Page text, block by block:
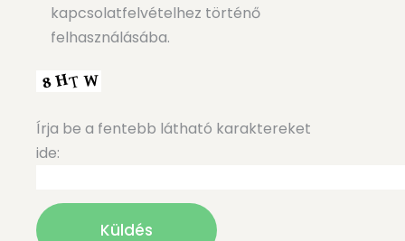
kapcsolatfelvételhez történő
felhasználásába.
Írja be a fentebb látható karaktereket
ide: